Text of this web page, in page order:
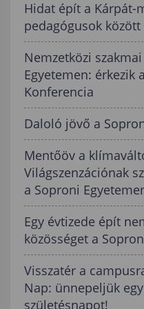
Hidat épít a Kárpát-
pedagógusok
Nemzetközi
Egyetemen: érkezik
Konferencia
Daloló jövő a
Mentőöv a
Világszenzációnak
a Soproni
Egy évtizede épít
közösséget a
Visszatér a
Nap: ünnepeljük
születésnapot!